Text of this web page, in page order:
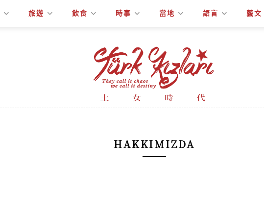
旅遊 飲食 時事 當地 語言 藝文
HAKKIMIZDA